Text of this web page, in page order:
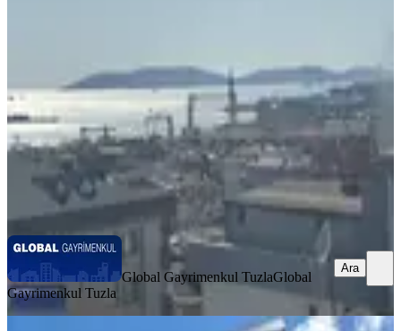
·147 m²·5. Kat 02.08.2026
34.000 ₺
Global Gayrimenkul Tuzla Global Gayrimenkul Tuzla
Global Gayrimenkul TuzlaGlobal
Gayrimenkul Tuzla
Ara